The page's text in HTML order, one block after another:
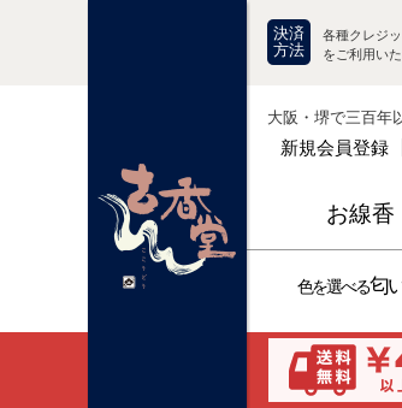
決済
方法
各種クレジ
をご利用いた
大阪・堺で三百年
新規会員登録
お線香
色を選べる匂